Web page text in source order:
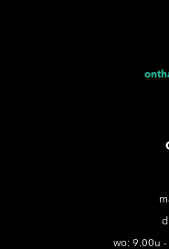
wo: 9.00u